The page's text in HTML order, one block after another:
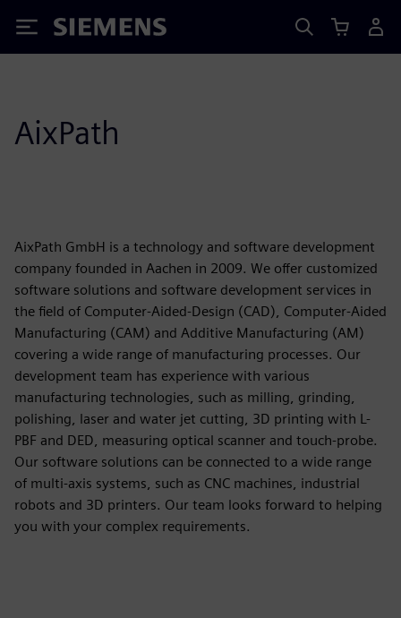
Siemens
AixPath
AixPath GmbH is a technology and software development
company founded in Aachen in 2009. We offer customized
software solutions and software development services in
the field of Computer-Aided-Design (CAD), Computer-Aided
Manufacturing (CAM) and Additive Manufacturing (AM)
covering a wide range of manufacturing processes. Our
development team has experience with various
manufacturing technologies, such as milling, grinding,
polishing, laser and water jet cutting, 3D printing with L-
PBF and DED, measuring optical scanner and touch-probe.
Our software solutions can be connected to a wide range
of multi-axis systems, such as CNC machines, industrial
robots and 3D printers. Our team looks forward to helping
you with your complex requirements.